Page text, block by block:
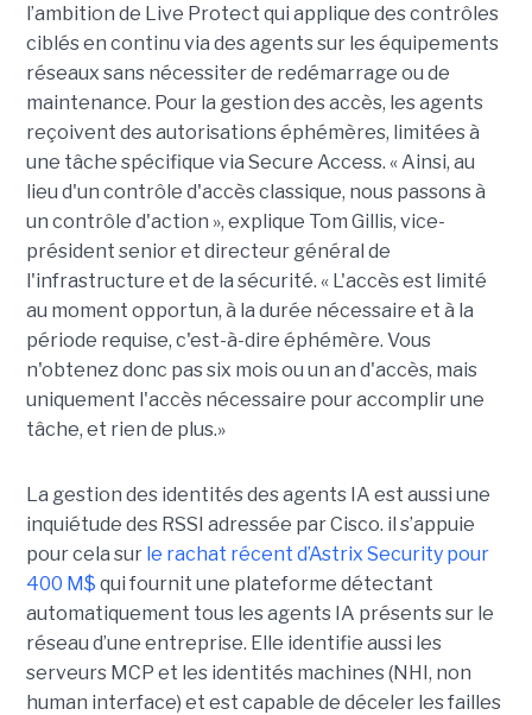
l’ambition de Live Protect qui applique des contrôles
ciblés en continu via des agents sur les équipements
réseaux sans nécessiter de redémarrage ou de
maintenance. Pour la gestion des accès, les agents
reçoivent des autorisations éphémères, limitées à
une tâche spécifique via Secure Access. « Ainsi, au
lieu d'un contrôle d'accès classique, nous passons à
un contrôle d'action », explique Tom Gillis, vice-
président senior et directeur général de
l'infrastructure et de la sécurité. « L'accès est limité
au moment opportun, à la durée nécessaire et à la
période requise, c'est-à-dire éphémère. Vous
n'obtenez donc pas six mois ou un an d'accès, mais
uniquement l'accès nécessaire pour accomplir une
tâche, et rien de plus.»
La gestion des identités des agents IA est aussi une
inquiétude des RSSI adressée par Cisco. il s’appuie
pour cela sur le rachat récent d’Astrix Security pour
400 M$ qui fournit une plateforme détectant
automatiquement tous les agents IA présents sur le
réseau d’une entreprise. Elle identifie aussi les
serveurs MCP et les identités machines (NHI, non
human interface) et est capable de déceler les failles